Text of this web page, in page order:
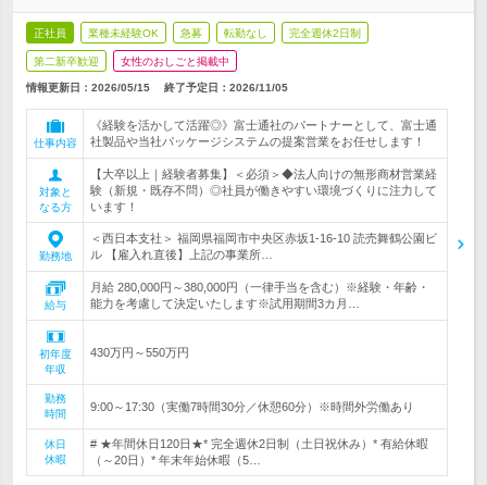
正社員 業種未経験OK 急募 転勤なし 完全週休2日制
第二新卒歓迎 女性のおしごと掲載中
情報更新日：2026/05/15 終了予定日： 2026/11/05
仕事内容
《経験を活かして活躍◎》富士通社のパートナーとして、富士通
社製品や当社パッケージシステムの提案営業をお任せします！
対象と
なる方
【大卒以上｜経験者募集】＜必須＞◆法人向けの無形商材営業経
験（新規・既存不問）◎社員が働きやすい環境づくりに注力して
います！
勤務地
＜西日本支社＞ 福岡県福岡市中央区赤坂1-16-10 読売舞鶴公園ビ
ル 【雇入れ直後】上記の事業所…
給与
月給 280,000円～380,000円（一律手当を含む）※経験・年齢・
能力を考慮して決定いたします※試用期間3カ月…
初年度
年収
430万円～550万円
勤務
時間
9:00～17:30（実働7時間30分／休憩60分）※時間外労働あり
休日
休暇
# ★年間休日120日★* 完全週休2日制（土日祝休み）* 有給休暇
（～20日）* 年末年始休暇（5…